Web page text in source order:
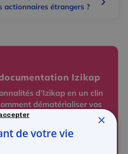
actionnaires étrangers ?
Izikap
d’Izikap en un clin
dématérialiser vos
de titres et vos
décisions pour une gestion
digitale.
×
de votre vie